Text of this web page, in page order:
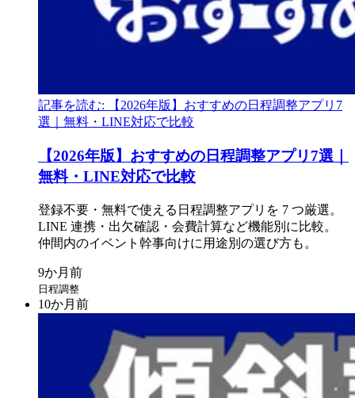
記事を読む: 【2026年版】おすすめの日程調整アプリ7
選｜無料・LINE対応で比較
【2026年版】おすすめの 日程調整アプリ7選｜
無料・LINE対応で比較
登録不要・ 無料で使える 日程調整アプリを 7 つ厳選。
LINE 連携・出欠確認・会費計算など機能別に 比較。
仲間内のイベント幹事向けに 用途別の選び方も。
日程調整